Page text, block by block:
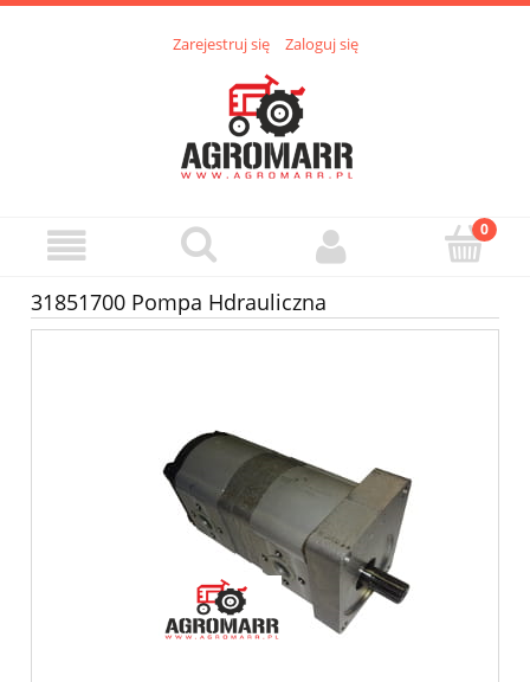
Zarejestruj się Zaloguj się
31851700 Pompa Hdrauliczna